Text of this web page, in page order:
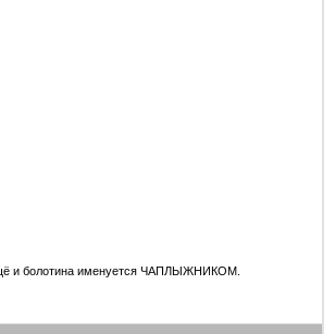
и болотина именуется ЧАПЛЫЖНИКОМ.